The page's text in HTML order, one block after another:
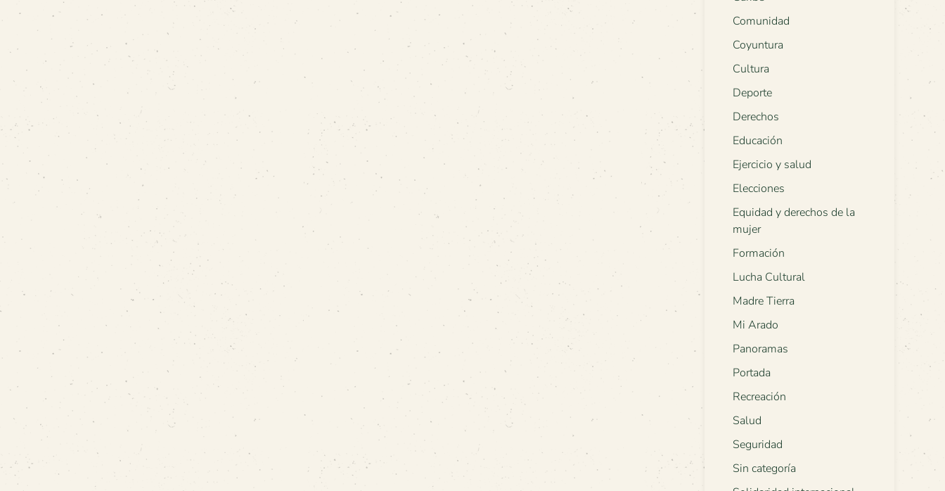
Comunidad
Coyuntura
Cultura
Deporte
Derechos
Educación
Ejercicio y salud
Elecciones
Equidad y derechos de la
mujer
Formación
Lucha Cultural
Madre Tierra
Mi Arado
Panoramas
Portada
Recreación
Salud
Seguridad
Sin categoría